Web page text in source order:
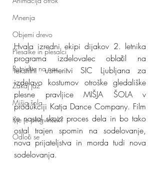
Mnenja
Objemi drevo
Plesalke in plesalci
Pomislite na nas
Zakaj jaz
Mišja šola
Kje je pingvinček?
Odloči se
Hvala izredni ekipi dijakov 2. letnika
programa izdelovalec oblačil na
tekstilni usmeritvi SIC Ljubljana za
izdelavo kostumov otroške gledališke
plesne pravljice MIŠJA ŠOLA v
produkciji Katja Dance Company. Film
je nastal skozi proces dela in bo tako
ostal trajen spomin na sodelovanje,
nova prijateljstva in morda tudi nova
sodelovanja.